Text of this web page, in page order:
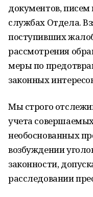
документов, писем
службах Отдела.
поступивших
рассмотрения
меры по
законных
Мы строго
учета
необоснованных
возбуждении
законности,
расследовании